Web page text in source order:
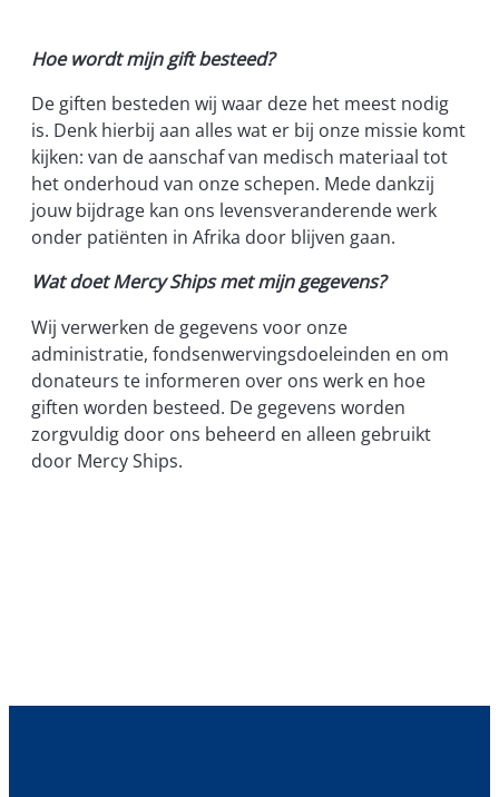
Hoe wordt mijn gift besteed?
De giften besteden wij waar deze het meest nodig
is. Denk hierbij aan alles wat er bij onze missie komt
kijken: van de aanschaf van medisch materiaal tot
het onderhoud van onze schepen. Mede dankzij
jouw bijdrage kan ons levensveranderende werk
onder patiënten in Afrika door blijven gaan.
Wat doet Mercy Ships met mijn gegevens?
Wij verwerken de gegevens voor onze
administratie, fondsenwervingsdoeleinden en om
donateurs te informeren over ons werk en hoe
giften worden besteed. De gegevens worden
zorgvuldig door ons beheerd en alleen gebruikt
door Mercy Ships.